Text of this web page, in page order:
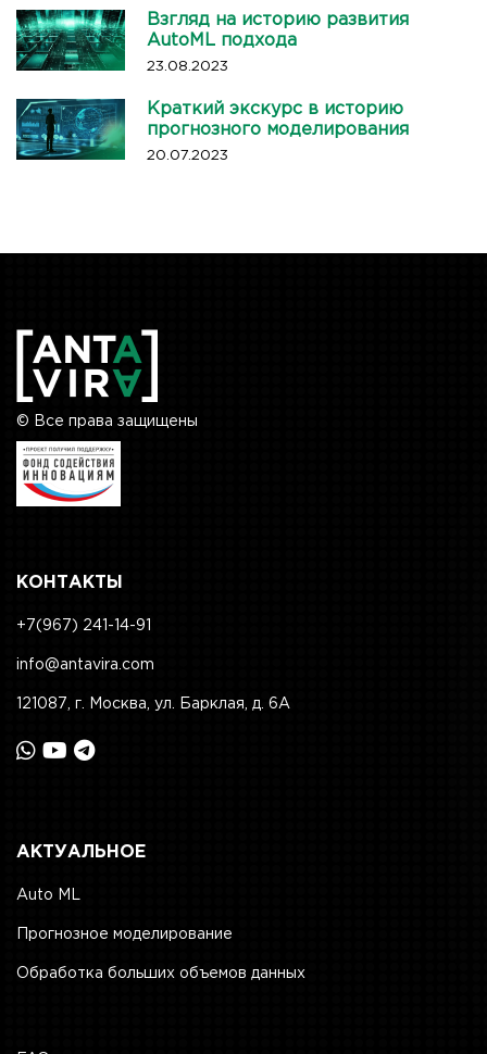
Взгляд на историю развития
AutoML подхода
23.08.2023
Краткий экскурс в историю
прогнозного моделирования
20.07.2023
© Все права защищены
КОНТАКТЫ
+7(967) 241-14-91
info@antavira.com
121087, г. Москва, ул. Барклая, д. 6А
АКТУАЛЬНОЕ
Auto ML
Прогнозное моделирование
Обработка больших объемов данных